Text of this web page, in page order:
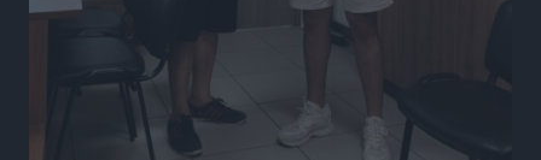
Στα 2-2,35 GW ο στόχος για τα πρώτα υπεράκτια
αιολικά πάρκα που θα λειτουργήσουν στη χώρα μας
Ειδήσεις• πριν 6 ώρες
Η Ελλάδα κρατά το τουριστικό momentum, παρά τις